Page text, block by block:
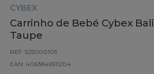
CYBEX
Carrinho de Bebé Cybex
Taupe
REF: 525000105
EAN: 4063846511204